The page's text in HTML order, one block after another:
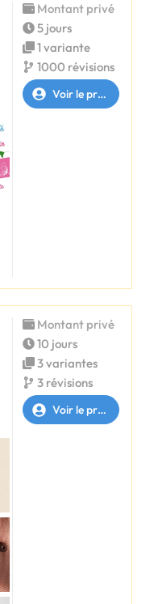
Montant privé
5 jours
1 variante
1000 révisions
Voir le profil
Montant privé
10 jours
3 variantes
3 révisions
Voir le profil